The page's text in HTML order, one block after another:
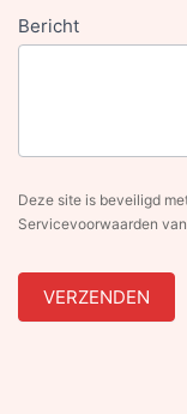
Bericht
Deze site is beveiligd
Servicevoorwaarden
VERZENDEN